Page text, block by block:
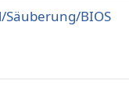
Säuberung/BIOS